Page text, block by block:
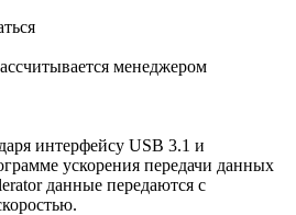
менеджером
интерфейсу USB 3.1 и
ускорения передачи данных
данные передаются с